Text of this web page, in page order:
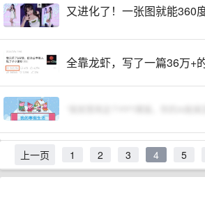
又进化了！一张图就能360
全靠龙虾，写了一篇36万+
上一页 1 2 3 4 5